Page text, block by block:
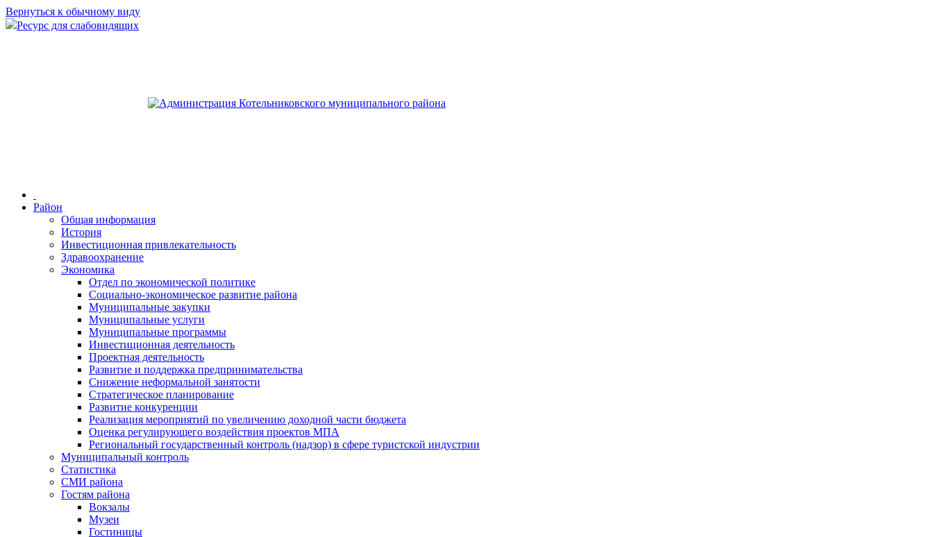
Вернуться к обычному виду
Ресурс для слабовидящих
Район
Общая информация
История
Инвестиционная привлекательность
Здравоохранение
Экономика
Отдел по экономической политике
Социально-экономическое развитие района
Муниципальные закупки
Муниципальные услуги
Муниципальные программы
Инвестиционная деятельность
Проектная деятельность
Развитие и поддержка предпринимательства
Снижение неформальной занятости
Стратегическое планирование
Развитие конкуренции
Реализация мероприятий по увеличению доходной части бюджета
Оценка регулирующего воздействия проектов МПА
Региональный государственный контроль (надзор) в сфере туристской индустрии
Муниципальный контроль
Статистика
СМИ района
Гостям района
Вокзалы
Музеи
Гостиницы